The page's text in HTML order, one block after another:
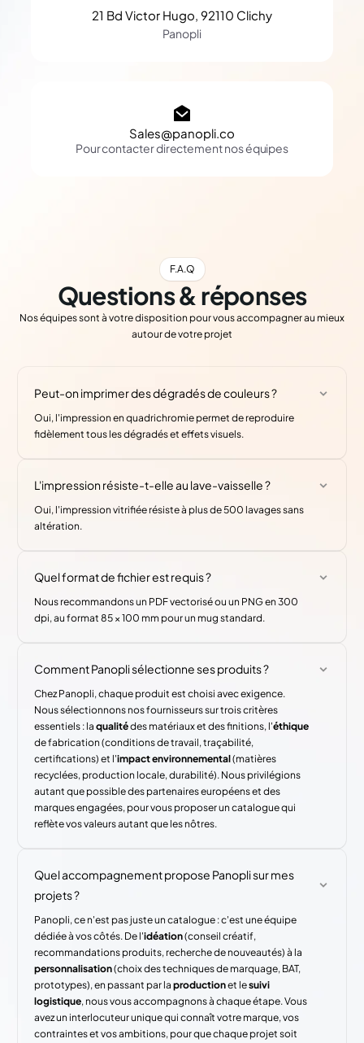
21 Bd Victor Hugo, 92110 Clichy
Panopli
Sales@panopli.co
Pour contacter directement nos équipes
F.A.Q
Questions & réponses
Nos équipes sont à votre disposition pour vous accompagner au mieux
autour de votre projet
Peut-on imprimer des dégradés de couleurs ?
Oui, l'impression en quadrichromie permet de reproduire
fidèlement tous les dégradés et effets visuels.
L'impression résiste-t-elle au lave-vaisselle ?
Oui, l'impression vitrifiée résiste à plus de 500 lavages sans
altération.
Quel format de fichier est requis ?
Nous recommandons un PDF vectorisé ou un PNG en 300
dpi, au format 85 × 100 mm pour un mug standard.
Comment Panopli sélectionne ses produits ?
Chez Panopli, chaque produit est choisi avec exigence.
Nous sélectionnons nos fournisseurs sur trois critères
essentiels : laqualitédes matériaux et des finitions, l'éthique
de fabrication (conditions de travail, traçabilité,
certifications) et l'impact environnemental(matières
recyclées, production locale, durabilité). Nous privilégions
autant que possible des partenaires européens et des
marques engagées, pour vous proposer un catalogue qui
reflète vos valeurs autant que les nôtres.
Quel accompagnement propose Panopli sur mes
projets ?
Panopli, ce n'est pas juste un catalogue : c'est une équipe
dédiée à vos côtés. De l'idéation(conseil créatif,
recommandations produits, recherche de nouveautés) à la
personnalisation(choix des techniques de marquage, BAT,
prototypes), en passant par laproductionet lesuivi
logistique, nous vous accompagnons à chaque étape. Vous
avez un interlocuteur unique qui connaît votre marque, vos
contraintes et vos ambitions, pour que chaque projet soit